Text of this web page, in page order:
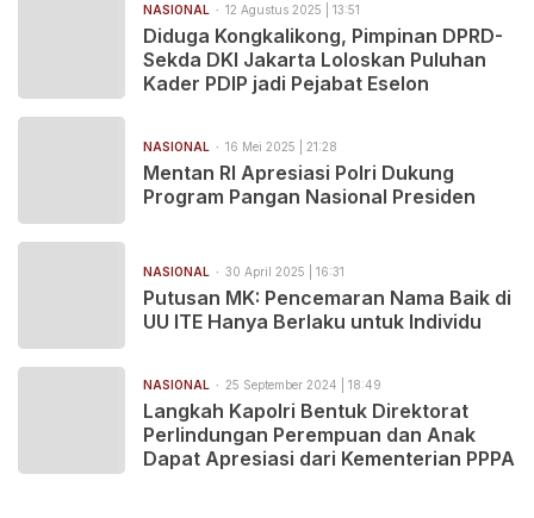
NASIONAL 12 Agustus 2025 | 13:51
Diduga Kongkalikong, Pimpinan DPRD-
Sekda DKI Jakarta Loloskan Puluhan
Kader PDIP jadi Pejabat Eselon
NASIONAL 16 Mei 2025 | 21:28
Mentan RI Apresiasi Polri Dukung
Program Pangan Nasional Presiden
NASIONAL 30 April 2025 | 16:31
Putusan MK: Pencemaran Nama Baik di
UU ITE Hanya Berlaku untuk Individu
NASIONAL 25 September 2024 | 18:49
Langkah Kapolri Bentuk Direktorat
Perlindungan Perempuan dan Anak
Dapat Apresiasi dari Kementerian PPPA